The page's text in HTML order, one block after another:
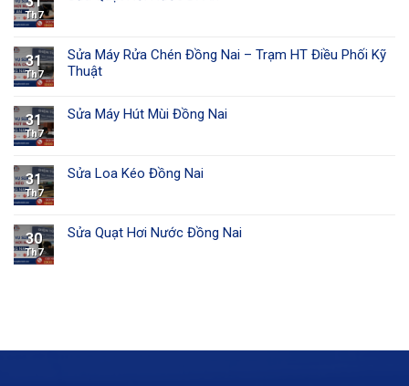
Th7
31
Th7
Sửa Máy Rửa Chén Đồng Nai – Trạm HT Điều Phối Kỹ
Thuật
31
Th7
Sửa Máy Hút Mùi Đồng Nai
31
Th7
Sửa Loa Kéo Đồng Nai
30
Th7
Sửa Quạt Hơi Nước Đồng Nai